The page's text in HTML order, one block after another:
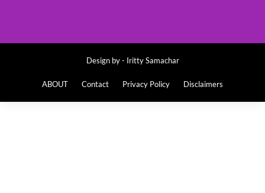
Design by - Iritty Samachar
ABOUT Contact Privacy Policy Disclaimers